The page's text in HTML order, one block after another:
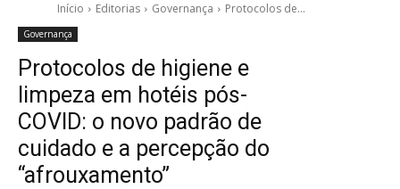
Início Editorias Governança Protocolos de...
Governança
Protocolos de higiene e
limpeza em hotéis pós-
COVID: o novo padrão de
cuidado e a percepção do
“afrouxamento”